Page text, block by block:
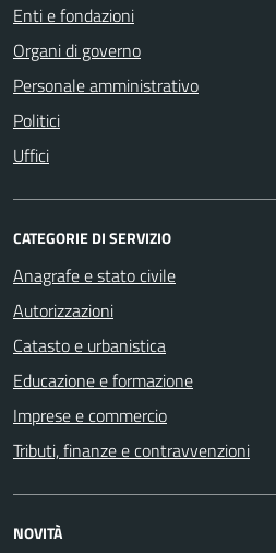
Enti e fondazioni
Organi di governo
Personale amministrativo
Politici
Uffici
CATEGORIE DI SERVIZIO
Anagrafe e stato civile
Autorizzazioni
Catasto e urbanistica
Educazione e formazione
Imprese e commercio
Tributi, finanze e contravvenzioni
NOVITÀ